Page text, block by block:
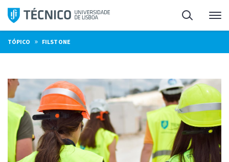
Saltar
para
o
conteúdo
Pesquisa
TÓPICO » FILSTONE